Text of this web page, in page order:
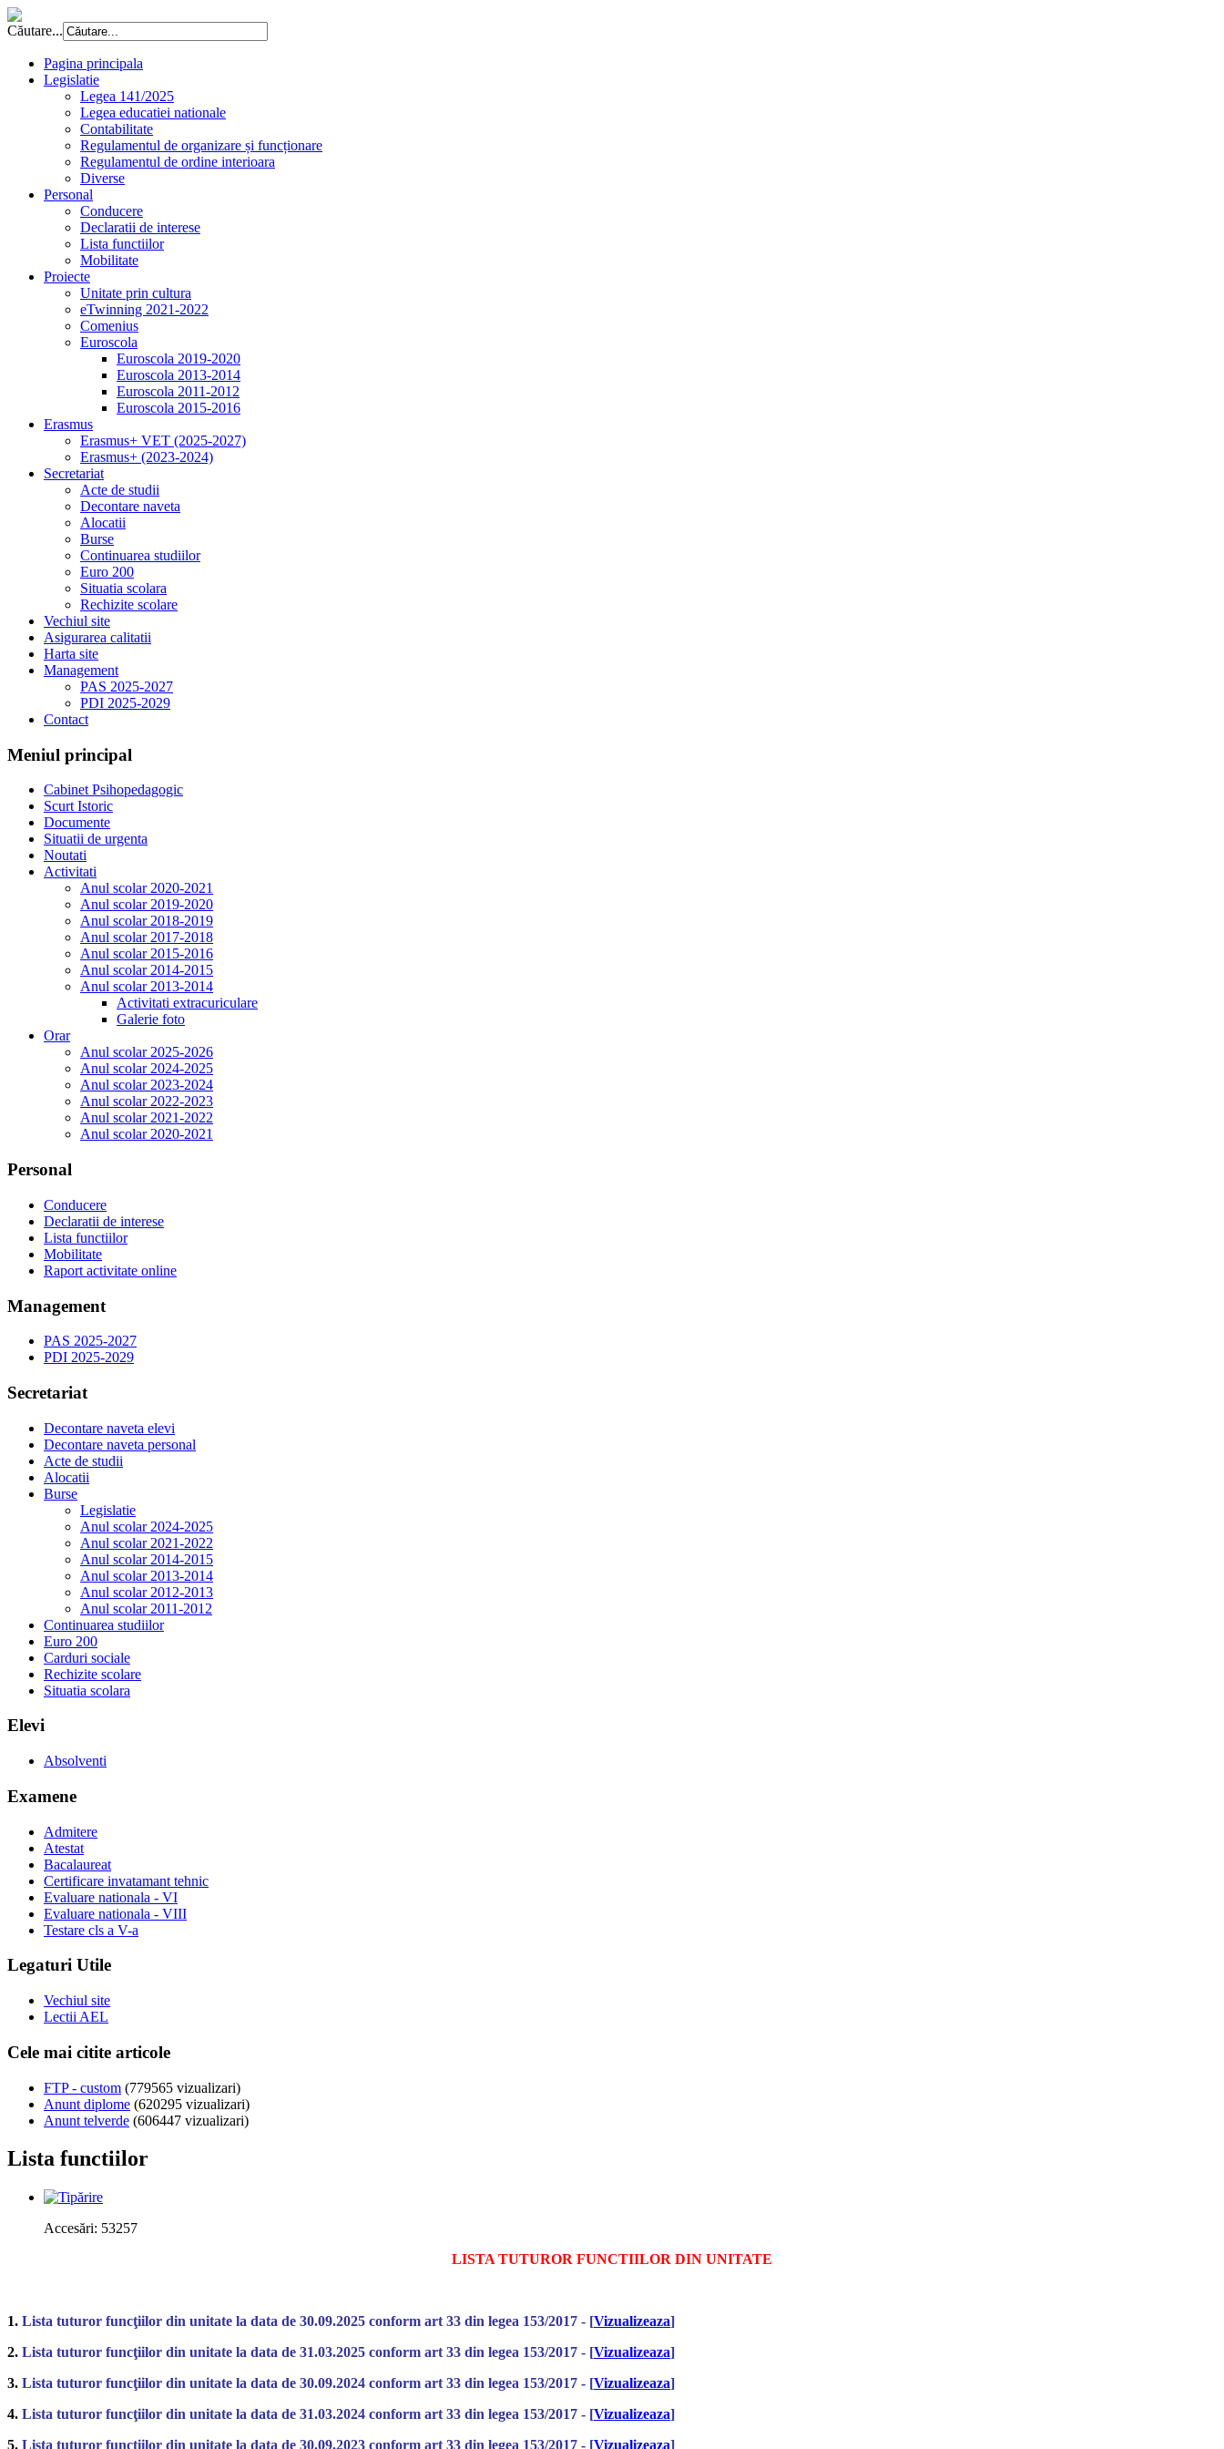
Căutare...
Pagina principala
Legislatie
Legea 141/2025
Legea educatiei nationale
Contabilitate
Regulamentul de organizare și funcționare
Regulamentul de ordine interioara
Diverse
Personal
Conducere
Declaratii de interese
Lista functiilor
Mobilitate
Proiecte
Unitate prin cultura
eTwinning 2021-2022
Comenius
Euroscola
Euroscola 2019-2020
Euroscola 2013-2014
Euroscola 2011-2012
Euroscola 2015-2016
Erasmus
Erasmus+ VET (2025-2027)
Erasmus+ (2023-2024)
Secretariat
Acte de studii
Decontare naveta
Alocatii
Burse
Continuarea studiilor
Euro 200
Situatia scolara
Rechizite scolare
Vechiul site
Asigurarea calitatii
Harta site
Management
PAS 2025-2027
PDI 2025-2029
Contact
Meniul principal
Cabinet Psihopedagogic
Scurt Istoric
Documente
Situatii de urgenta
Noutati
Activitati
Anul scolar 2020-2021
Anul scolar 2019-2020
Anul scolar 2018-2019
Anul scolar 2017-2018
Anul scolar 2015-2016
Anul scolar 2014-2015
Anul scolar 2013-2014
Activitati extracuriculare
Galerie foto
Orar
Anul scolar 2025-2026
Anul scolar 2024-2025
Anul scolar 2023-2024
Anul scolar 2022-2023
Anul scolar 2021-2022
Anul scolar 2020-2021
Personal
Conducere
Declaratii de interese
Lista functiilor
Mobilitate
Raport activitate online
Management
PAS 2025-2027
PDI 2025-2029
Secretariat
Decontare naveta elevi
Decontare naveta personal
Acte de studii
Alocatii
Burse
Legislatie
Anul scolar 2024-2025
Anul scolar 2021-2022
Anul scolar 2014-2015
Anul scolar 2013-2014
Anul scolar 2012-2013
Anul scolar 2011-2012
Continuarea studiilor
Euro 200
Carduri sociale
Rechizite scolare
Situatia scolara
Elevi
Absolventi
Examene
Admitere
Atestat
Bacalaureat
Certificare invatamant tehnic
Evaluare nationala - VI
Evaluare nationala - VIII
Testare cls a V-a
Legaturi Utile
Vechiul site
Lectii AEL
Cele mai citite articole
FTP - custom (779565 vizualizari)
Anunt diplome (620295 vizualizari)
Anunt telverde (606447 vizualizari)
Lista functiilor
Accesări: 53257
LISTA TUTUROR FUNCTIILOR DIN UNITATE
1. Lista tuturor funcţiilor din unitate la data de 30.09.2025 conform art 33 din legea 153/2017 - [Vizualizeaza]
2. Lista tuturor funcţiilor din unitate la data de 31.03.2025 conform art 33 din legea 153/2017 - [Vizualizeaza]
3. Lista tuturor funcţiilor din unitate la data de 30.09.2024 conform art 33 din legea 153/2017 - [Vizualizeaza]
4. Lista tuturor funcţiilor din unitate la data de 31.03.2024 conform art 33 din legea 153/2017 - [Vizualizeaza]
5. Lista tuturor funcţiilor din unitate la data de 30.09.2023 conform art 33 din legea 153/2017 - [Vizualizeaza]